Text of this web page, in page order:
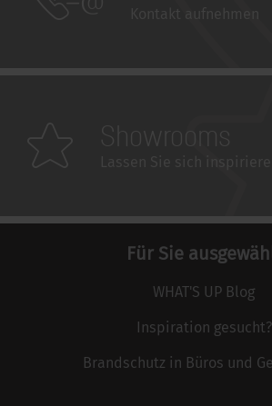
Für Sie
WHAT'S UP Blog
Inspiration gesucht?
Brandschutz in Büros und